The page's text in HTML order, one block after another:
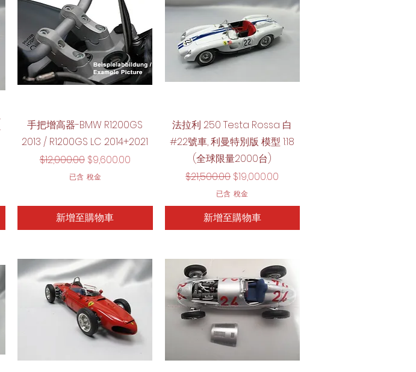
快速瀏覽
手把增高器-BMW R1200GS
2013 / R1200GS LC 2014+2021
一般價格
$12,000.00 促銷價格
$9,600.00
已含 稅金
新增至購物車
快速瀏覽
法拉利 250 Testa Rossa 白
#22號車, 利曼特別版 模型 1:18
(全球限量2000台)
一般價格
$21,500.00 促銷價格
$19,000.00
已含 稅金
新增至購物車